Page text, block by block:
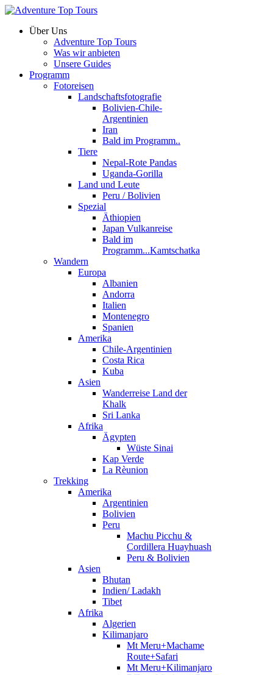
Über Uns
Adventure Top Tours
Was wir anbieten
Unsere Guides
Programm
Fotoreisen
Landschaftsfotografie
Bolivien-Chile-
Argentinien
Iran
Bald im Programm..
Tiere
Nepal-Rote Pandas
Uganda-Gorilla
Land und Leute
Peru / Bolivien
Spezial
Äthiopien
Japan Vulkanreise
Bald im
Programm...Kamtschatka
Wandern
Europa
Albanien
Andorra
Italien
Montenegro
Spanien
Amerika
Chile-Argentinien
Costa Rica
Kuba
Asien
Wanderreise Land der
Khalk
Sri Lanka
Afrika
Ägypten
Wüste Sinai
Kap Verde
La Rèunion
Trekking
Amerika
Argentinien
Bolivien
Peru
Machu Picchu &
Cordillera Huayhuash
Peru & Bolivien
Asien
Bhutan
Indien/ Ladakh
Tibet
Afrika
Algerien
Kilimanjaro
Mt Meru+Machame
Route+Safari
Mt Meru+Kilimanjaro